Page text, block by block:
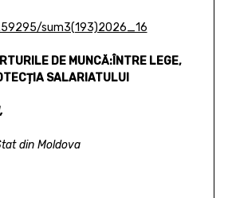
sum3(193)2026_16
DE MUNCĂ:ÎNTRE LEGE,
SALARIATULUI
din Moldova